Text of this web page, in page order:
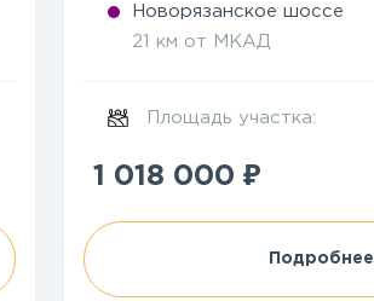
Новорязанское шоссе
21 км от МКАД
Площадь участка:
1 018 000 ₽
Подробнее